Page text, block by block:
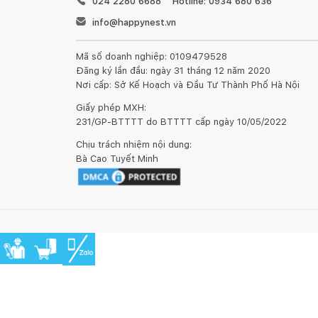
7. An toàn cho sức khỏe: Thiết kế cánh cửa mở ra
tắm. Đặc biệt đối với trường hợp xảy ra sự cố trượt
dàng mở cửa sơ cứu.
8. Bảo vệ môi trường: Sử dụng Phòng tắmKính
9. Bảo hành 5 năm: Sản phẩm được bảo hành chính
info@happynest.vn
Mã số doanh nghiệp: 0109479528
Đăng ký lần đầu: ngày 31 tháng 12 năm 2020
Nơi cấp: Sở Kế Hoạch và Đầu Tư Thành Phố Hà Nội
Giấy phép MXH:
231/GP-BTTTT do BTTTT cấp ngày 10/05/2022
Chịu trách nhiệm nội dung:
Bà Cao Tuyết Minh